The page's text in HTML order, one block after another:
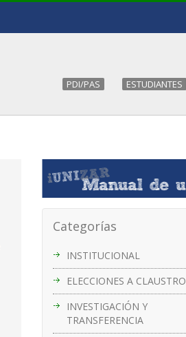
PDI/PAS ESTUDIANTES
Categorías
INSTITUCIONAL
ELECCIONES A CLAUSTRO
INVESTIGACIÓN Y
TRANSFERENCIA